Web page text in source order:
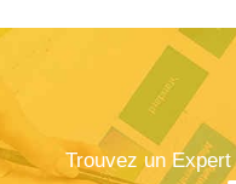
Trouvez un